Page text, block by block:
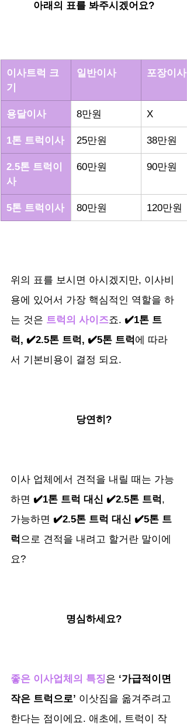
아래의 표를 봐주시겠어요?
이사트럭 크
기
일반이사 포장이사
용달이사 8만원 X
1톤 트럭이사 25만원 38만원
2.5톤 트럭이
사
60만원 90만원
5톤 트럭이사 80만원 120만원
위의 표를 보시면 아시겠지만, 이사비
용에 있어서 가장 핵심적인 역할을 하
는 것은 트럭의 사이즈죠. ✔️1톤 트
럭, ✔️2.5톤 트럭, ✔️5톤 트럭에 따라
서 기본비용이 결정 되요.
당연히?
이사 업체에서 견적을 내릴 때는 가능
하면 ✔️1톤 트럭 대신 ✔️2.5톤 트럭,
가능하면 ✔️2.5톤 트럭 대신 ✔️5톤 트
럭 으로 견적을 내려고 할거란 말이에
요?
명심하세요?
좋은 이사업체의 특징은 ‘가급적이면
작은 트럭으로’ 이삿짐을 옮겨주려고
한다는 점이에요. 애초에, 트럭이 작